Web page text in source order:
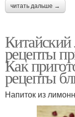
читать дальше →
рецепты
Как
рецепты
Напиток из